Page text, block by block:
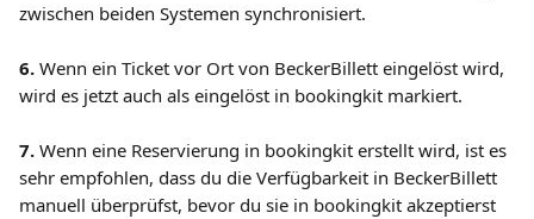
zwischen beiden Systemen synchronisiert.
6. Wenn ein Ticket vor Ort von BeckerBillett eingelöst wird,
wird es jetzt auch als eingelöst in bookingkit markiert.
7. Wenn eine Reservierung in bookingkit erstellt wird, ist es
sehr empfohlen, dass du die Verfügbarkeit in BeckerBillett
manuell überprüfst, bevor du sie in bookingkit akzeptierst